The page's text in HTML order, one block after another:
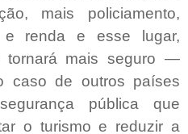
mais policiamento,
e renda e esse lugar,
tornará mais seguro —
caso de outros países
pública que
o turismo e reduzir a